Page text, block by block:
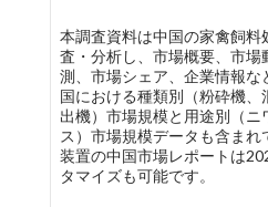
本調査資料は中国の家禽飼料
査・分析し、市場概要、市
測、市場シェア、企業情報な
国における種類別（粉砕機
出機）市場規模と用途別（ニ
ス）市場規模データも含ま
装置の中国市場レポートは
タマイズも可能です。